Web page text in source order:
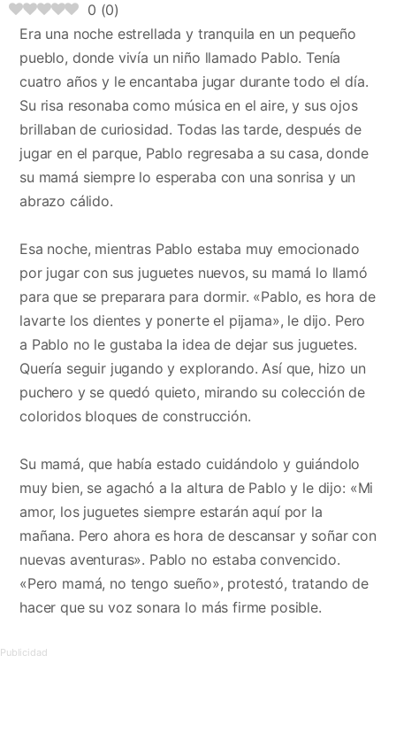
0 (0)
Era una noche estrellada y tranquila en un pequeño
pueblo, donde vivía un niño llamado Pablo. Tenía
cuatro años y le encantaba jugar durante todo el día.
Su risa resonaba como música en el aire, y sus ojos
brillaban de curiosidad. Todas las tarde, después de
jugar en el parque, Pablo regresaba a su casa, donde
su mamá siempre lo esperaba con una sonrisa y un
abrazo cálido.
Esa noche, mientras Pablo estaba muy emocionado
por jugar con sus juguetes nuevos, su mamá lo llamó
para que se preparara para dormir. «Pablo, es hora de
lavarte los dientes y ponerte el pijama», le dijo. Pero
a Pablo no le gustaba la idea de dejar sus juguetes.
Quería seguir jugando y explorando. Así que, hizo un
puchero y se quedó quieto, mirando su colección de
coloridos bloques de construcción.
Su mamá, que había estado cuidándolo y guiándolo
muy bien, se agachó a la altura de Pablo y le dijo: «Mi
amor, los juguetes siempre estarán aquí por la
mañana. Pero ahora es hora de descansar y soñar con
nuevas aventuras». Pablo no estaba convencido.
«Pero mamá, no tengo sueño», protestó, tratando de
hacer que su voz sonara lo más firme posible.